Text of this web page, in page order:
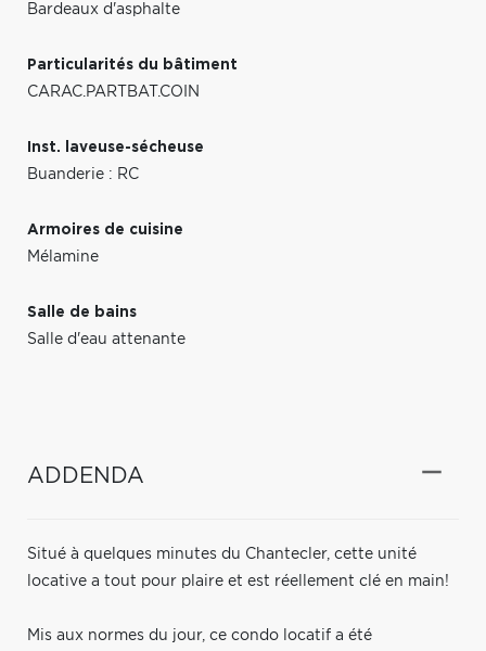
Bardeaux d'asphalte
Particularités du bâtiment
CARAC.PARTBAT.COIN
Inst. laveuse-sécheuse
Buanderie : RC
Armoires de cuisine
Mélamine
Salle de bains
Salle d'eau attenante
ADDENDA
Situé à quelques minutes du Chantecler, cette unité
locative a tout pour plaire et est réellement clé en main!
Mis aux normes du jour, ce condo locatif a été